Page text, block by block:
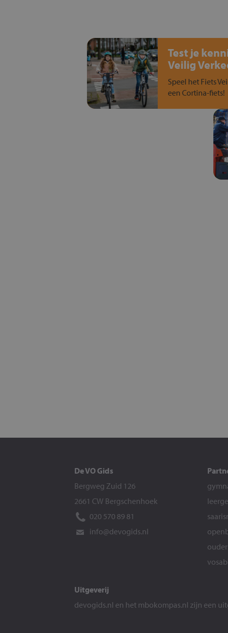
Test je
Veilig
Speel het Fiets
een Cortina-fiets!
De VO Gids
Bergweg Zuid 126
2661 CW Bergschenhoek
020 570 89 81
info@devogids.nl
Uitgeverij
devogids.nl en het mbokompas.nl zijn een